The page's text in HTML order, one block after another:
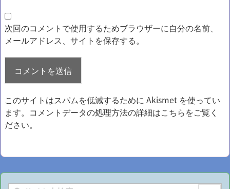
次回のコメントで使用するためブラウザーに自分の名前、
メールアドレス、サイトを保存する。
このサイトはスパムを低減するために Akismet を使ってい
ます。 コメントデータの処理方法の詳細はこちらをご覧く
ださい。